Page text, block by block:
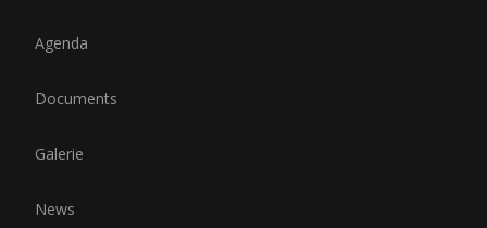
Agenda
Documents
Galerie
News